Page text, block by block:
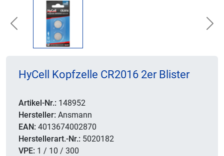
Previous
HyCell Kopfzelle CR2016 2er Blister
Artikel-Nr.: 148952
Hersteller: Ansmann
EAN: 4013674002870
Herstellerart.-Nr.: 5020182
VPE: 1 / 10 / 300